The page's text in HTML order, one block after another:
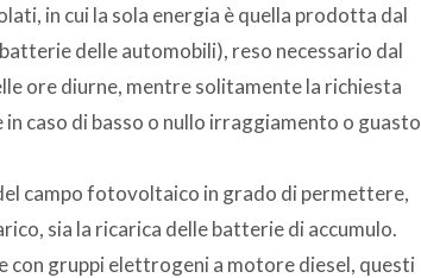
in cui la sola energia è quella prodotta dal
delle automobili), reso necessario dal
ore diurne, mentre solitamente la richiesta
caso di basso o nullo irraggiamento o guasto
campo fotovoltaico in grado di permettere,
sia la ricarica delle batterie di accumulo.
con gruppi elettrogeni a motore diesel, questi